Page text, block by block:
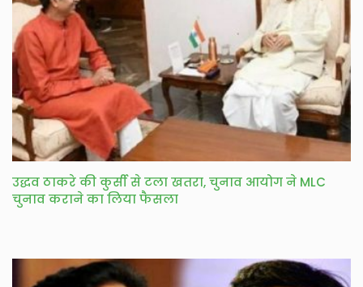
उद्धव ठाकरे की कुर्सी से टला खतरा, चुनाव आयोग ने MLC
चुनाव कराने का लिया फैसला